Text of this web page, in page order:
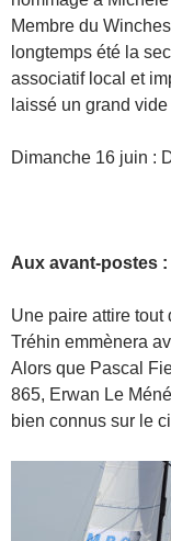
Membre du
longtemps été la
associatif local et
laissé un grand
Dimanche 16 juin :
Aux avant-postes :
Une paire attire tout
Tréhin emmènera
Alors que Pascal
865, Erwan Le
bien connus sur le